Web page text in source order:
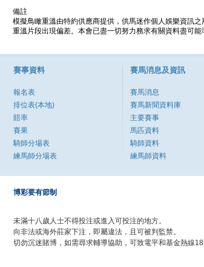
備註
模擬鳥瞰重溫由特約供應商提供，供馬迷作個人娛樂資訊
重溫片段出現偏差。本會已盡一切努力務求有關資料盡可
賽事資料
報名表
排位表(本地)
賠率
賽果
騎師分場表
練馬師分場表
賽馬消息及資訊
賽馬消息
賽馬新聞資料庫
主要賽事
馬匹資料
騎師資料
練馬師資料
博彩要有節制
未滿十八歲人士不得投注或進入可投注的地方。
向非法或海外莊家下注，即屬違法，且可被判監禁。
切勿沉迷賭博，如需尋求輔導協助，可致電平和基金熱線